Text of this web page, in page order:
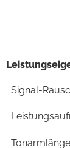
Signal-